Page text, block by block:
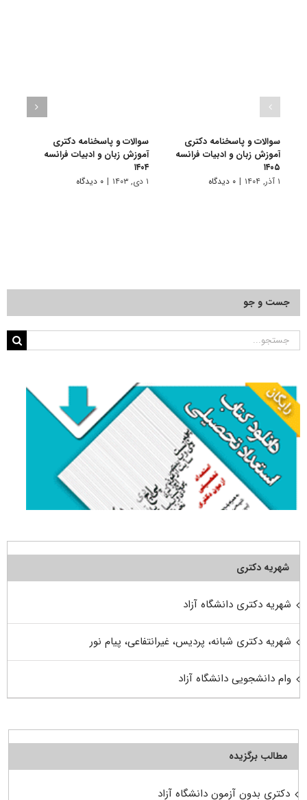
سوالات و پاسخنامه دکتری
آموزش زبان و ادبیات فرانسه
۱۴۰۵
۱ آذر, ۱۴۰۴ | ۰ دیدگاه
سوالات و پاسخنامه دکتری
آموزش زبان و ادبیات فرانسه
۱۴۰۴
۱ دی, ۱۴۰۳ | ۰ دیدگاه
جست و جو
جستجو
شهریه دکتری
شهریه دکتری دانشگاه آزاد
شهریه دکتری شبانه، پردیس، غیرانتفاعی، پیام نور
وام دانشجویی دانشگاه آزاد
مطالب برگزیده
دکتری بدون آزمون دانشگاه آزاد